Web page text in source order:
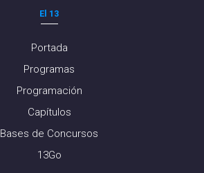
El 13
Portada
Programas
Programación
Capítulos
Bases de Concursos
13Go